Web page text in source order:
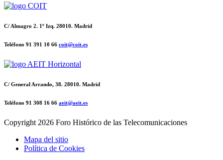
C/ Almagro 2. 1º Izq. 28010. Madrid
Teléfono 91 391 10 66 coit@coit.es
C/ General Arrando, 38. 28010. Madrid
Teléfono 91 308 16 66 aeit@aeit.es
Copyright 2026 Foro Histórico de las Telecomunicaciones
Mapa del sitio
Política de Cookies